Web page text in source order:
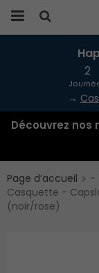
2
→
Découvrez nos
Page d’accueil
-
Casquette -
(noir/rose)